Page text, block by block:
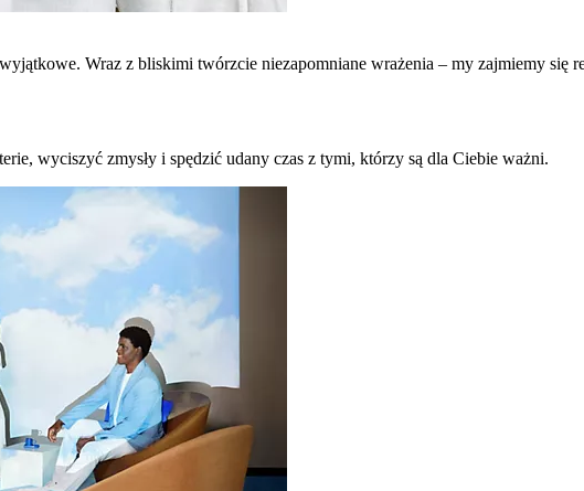
Wraz z bliskimi twórzcie niezapomniane wrażenia – my zajmiemy się
wyciszyć zmysły i spędzić udany czas z tymi, którzy są dla Ciebie ważni.